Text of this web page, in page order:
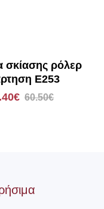
σκίασης ρόλερ
E253
60.50€